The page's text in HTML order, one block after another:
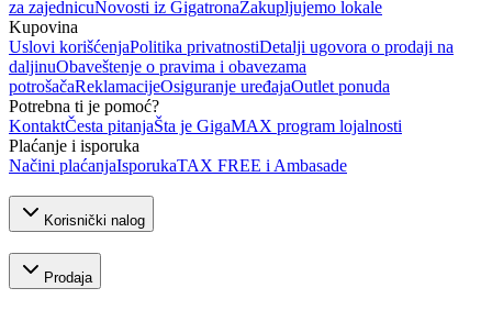
za zajednicuNovosti iz GigatronaZakupljujemo lokale
Kupovina
Uslovi korišćenjaPolitika privatnostiDetalji ugovora o prodaji na
daljinuObaveštenje o pravima i obavezama
potrošačaReklamacijeOsiguranje uređajaOutlet ponuda
Potrebna ti je pomoć?
KontaktČesta pitanjaŠta je GigaMAX program lojalnosti
Plaćanje i isporuka
Načini plaćanjaIsporukaTAX FREE i Ambasade
Korisnički nalog
Prodaja